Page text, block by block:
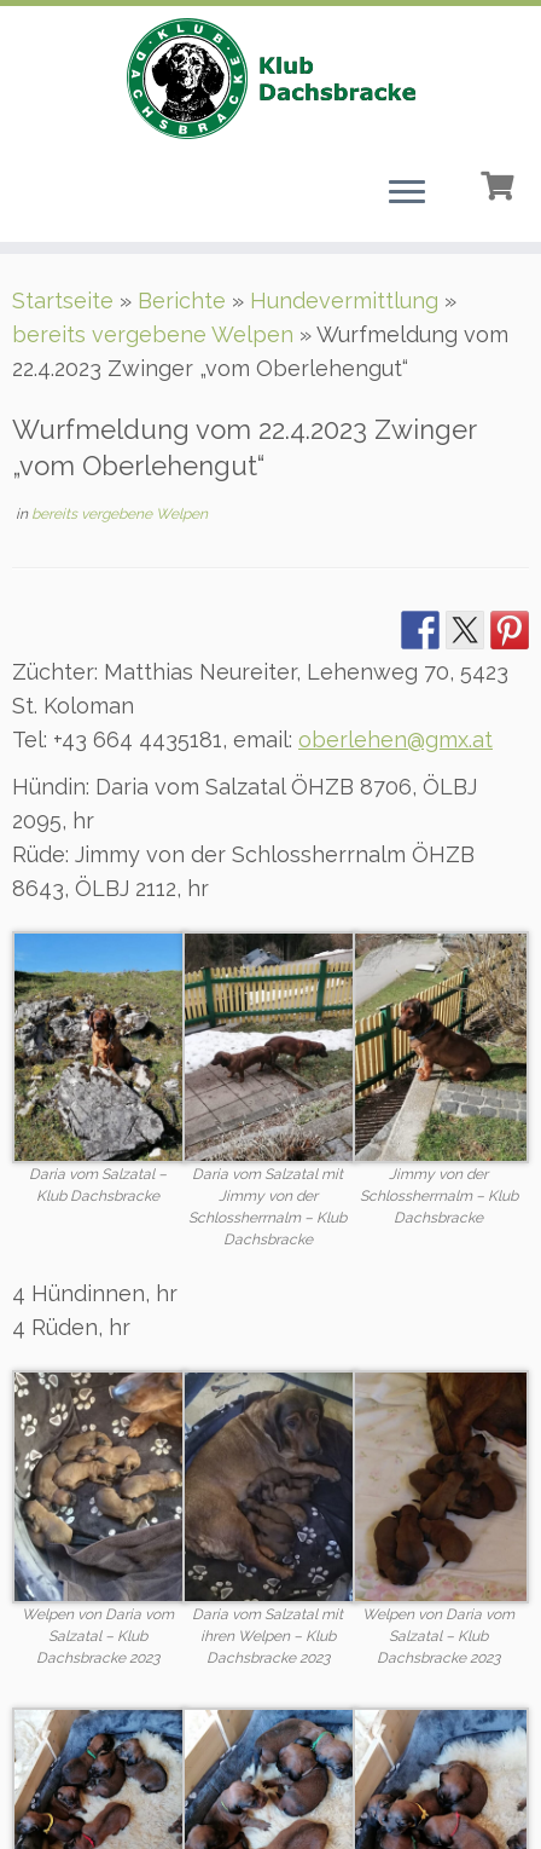
Inhalt
springen
Startseite » Berichte » Hundevermittlung »
bereits vergebene Welpen »Wurfmeldung vom
22.4.2023 Zwinger „vom Oberlehengut“
Wurfmeldung vom 22.4.2023 Zwinger
„vom Oberlehengut“
in bereits vergebene Welpen
Züchter: Matthias Neureiter, Lehenweg 70, 5423
St. Koloman
Tel: +43 664 4435181, email: oberlehen@gmx.at
Hündin: Daria vom Salzatal ÖHZB 8706, ÖLBJ
2095, hr
Rüde: Jimmy von der Schlossherrnalm ÖHZB
8643, ÖLBJ 2112, hr
Daria vom Salzatal –
Klub Dachsbracke
Daria vom Salzatal mit
Jimmy von der
Schlossherrnalm – Klub
Dachsbracke
Jimmy von der
Schlossherrnalm – Klub
Dachsbracke
4 Hündinnen, hr
4 Rüden, hr
Welpen von Daria vom
Salzatal – Klub
Dachsbracke 2023
Daria vom Salzatal mit
ihren Welpen – Klub
Dachsbracke 2023
Welpen von Daria vom
Salzatal – Klub
Dachsbracke 2023